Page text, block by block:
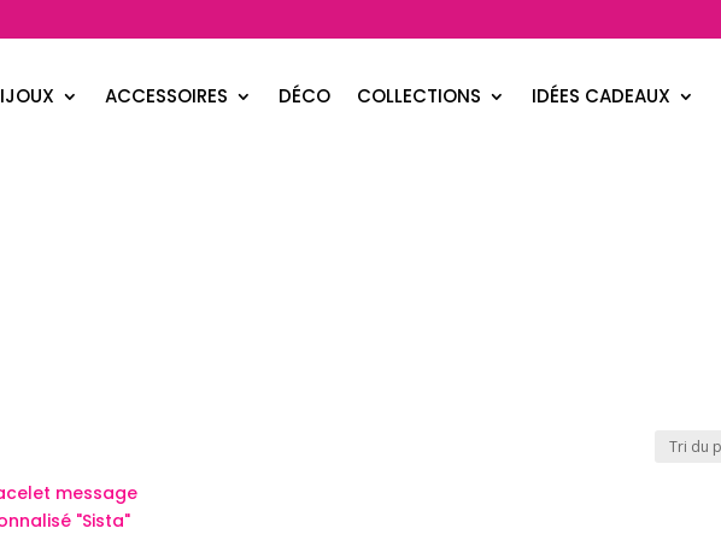
ACCESSOIRES DÉCO COLLECTIONS IDÉES CADEAUX